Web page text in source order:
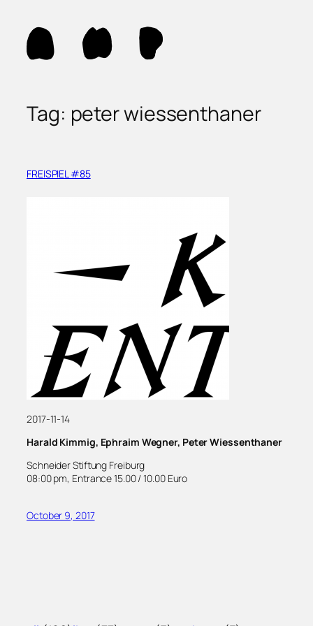
content
Tag: peter wiessenthaner
FREISPIEL #85
2017-11-14
Harald Kimmig, Ephraim Wegner, Peter Wiessenthaner
Schneider Stiftung Freiburg
08:00 pm, Entrance 15.00 / 10.00 Euro
October 9, 2017